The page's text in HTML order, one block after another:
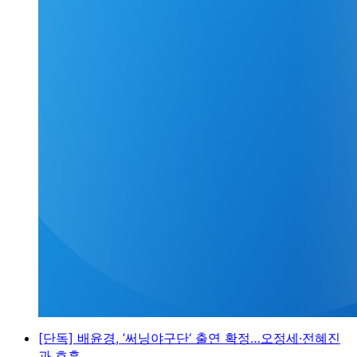
[단독] 배윤경, ’써닝야구단‘ 출연 확정…오정세·전혜진